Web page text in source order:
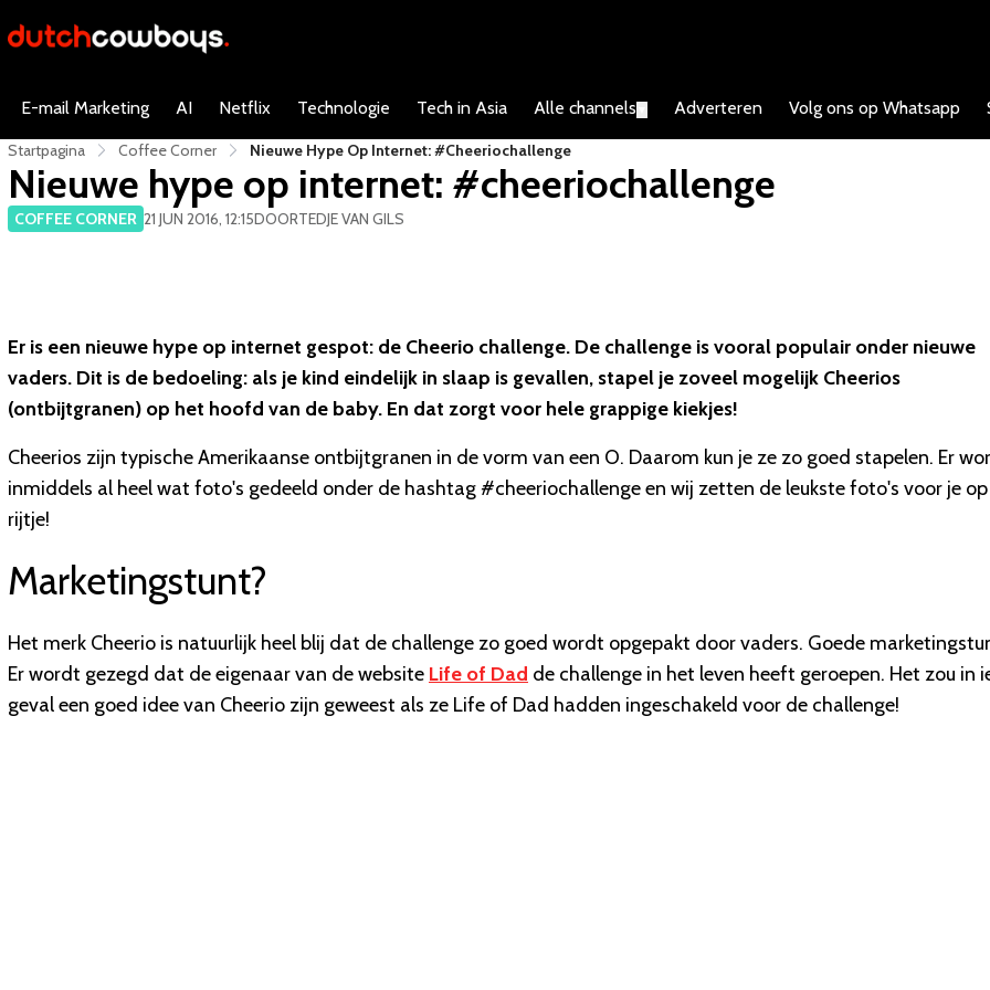
E-mail Marketing AI Netflix Technologie Tech in Asia Alle channels Adverteren Volg ons op Whatsapp
Startpagina Coffee Corner Nieuwe Hype Op Internet: #cheeriochallenge
Nieuwe hype op internet: #cheeriochallenge
COFFEE CORNER 21 JUN 2016, 12:15DOORTEDJE VAN GILS
Er is een nieuwe hype op internet gespot: de Cheerio challenge. De challenge is vooral populair onder nieuwe
vaders. Dit is de bedoeling: als je kind eindelijk in slaap is gevallen, stapel je zoveel mogelijk Cheerios
(ontbijtgranen) op het hoofd van de baby. En dat zorgt voor hele grappige kiekjes!
Cheerios zijn typische Amerikaanse ontbijtgranen in de vorm van een O. Daarom kun je ze zo goed stapelen. Er
inmiddels al heel wat foto's gedeeld onder de hashtag #cheeriochallenge en wij zetten de leukste foto's voor je op
rijtje!
Marketingstunt?
Het merk Cheerio is natuurlijk heel blij dat de challenge zo goed wordt opgepakt door vaders. Goede
Er wordt gezegd dat de eigenaar van de website Life of Dad de challenge in het leven heeft geroepen. Het zou in
geval een goed idee van Cheerio zijn geweest als ze Life of Dad hadden ingeschakeld voor de challenge!